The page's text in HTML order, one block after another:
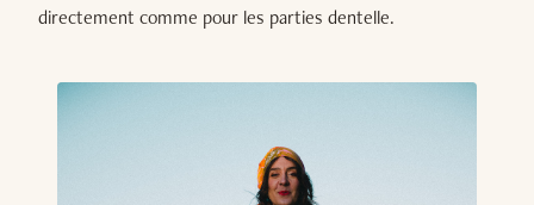
directement comme pour les parties dentelle.